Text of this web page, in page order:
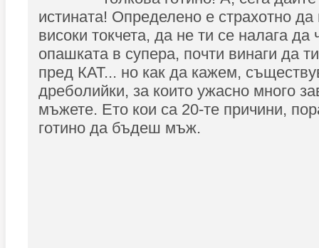
истината! Определено е страхотно
високи токчета, да не ти се налага да
опашката в супера, почти винаги да
пред КАТ... но как да кажем,
дреболийки, за които ужасно много
мъжете. Ето кои са 20-те причини,
готино да бъдеш мъж.